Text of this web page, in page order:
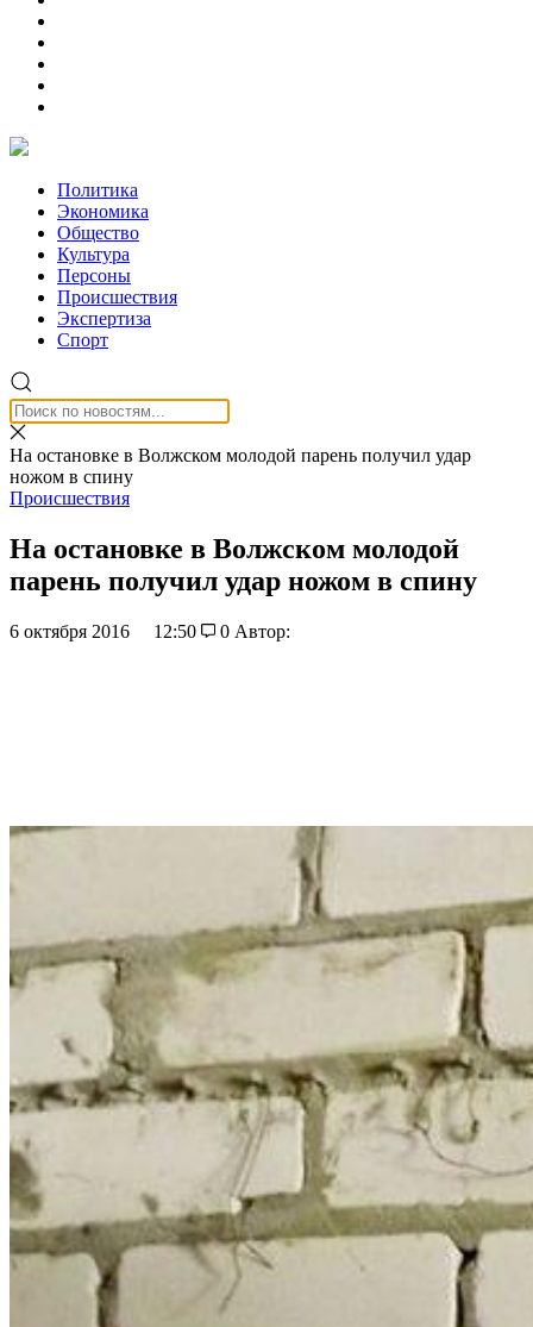
Политика
Экономика
Общество
Культура
Персоны
Происшествия
Экспертиза
Спорт
На остановке в Волжском молодой парень получил удар
ножом в спину
Происшествия
На остановке в Волжском молодой
парень получил удар ножом в спину
6 октября 2016 12:50 0 Автор: